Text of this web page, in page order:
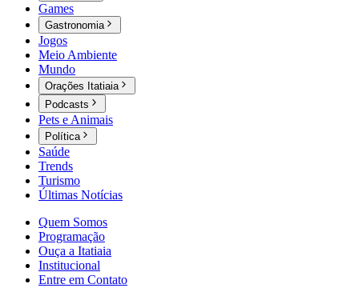
Games
Gastronomia
Jogos
Meio Ambiente
Mundo
Orações Itatiaia
Podcasts
Pets e Animais
Política
Saúde
Trends
Turismo
Últimas Notícias
Quem Somos
Programação
Ouça a Itatiaia
Institucional
Entre em Contato